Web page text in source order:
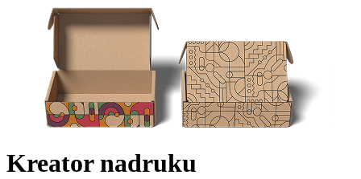
Kreator nadruku